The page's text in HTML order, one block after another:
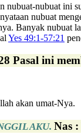
nubuat
nubuat
Banyak
Yes 49:1-57:21
Pasal ini
akan umat-Nya.
AKU. Nas